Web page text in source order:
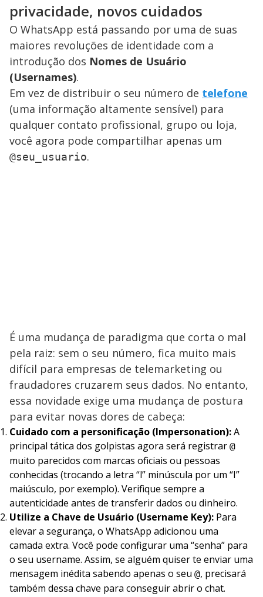
privacidade, novos cuidados
O WhatsApp está passando por uma de suas
maiores revoluções de identidade com a
introdução dos Nomes de Usuário
(Usernames).
Em vez de distribuir o seu número de telefone
(uma informação altamente sensível) para
qualquer contato profissional, grupo ou loja,
você agora pode compartilhar apenas um
@seu_usuario.
É uma mudança de paradigma que corta o mal
pela raiz: sem o seu número, fica muito mais
difícil para empresas de telemarketing ou
fraudadores cruzarem seus dados. No entanto,
essa novidade exige uma mudança de postura
para evitar novas dores de cabeça:
Cuidado com a personificação (Impersonation):A
principal tática dos golpistas agora será registrar @
muito parecidos com marcas oficiais ou pessoas
conhecidas (trocando a letra “l” minúscula por um “I”
maiúsculo, por exemplo). Verifique sempre a
autenticidade antes de transferir dados ou dinheiro.
Utilize a Chave de Usuário (Username Key): Para
elevar a segurança, o WhatsApp adicionou uma
camada extra. Você pode configurar uma “senha” para
o seu username. Assim, se alguém quiser te enviar uma
mensagem inédita sabendo apenas o seu @, precisará
também dessa chave para conseguir abrir o chat.